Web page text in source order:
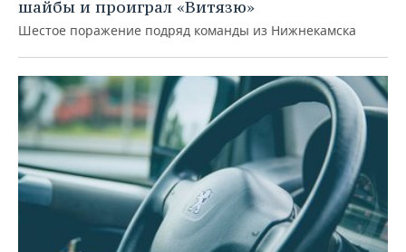
шайбы и проиграл «Витязю»
Шестое поражение подряд команды из Нижнекамска